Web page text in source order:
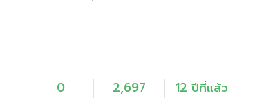
0 2,697 12 ปีที่แล้ว